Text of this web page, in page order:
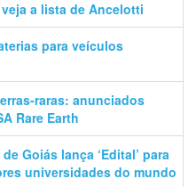
veja a lista de Ancelotti
para veículos
raras: anunciados
Rare Earth
Goiás lança ‘Edital’ para
universidades do mundo